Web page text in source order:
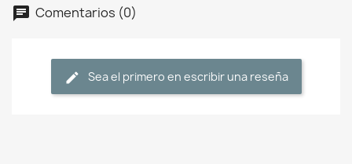
Comentarios (0)
Sea el primero en escribir una reseña